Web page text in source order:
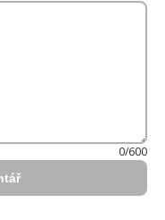
0/600